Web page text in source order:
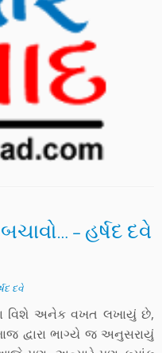
– હર્ષદ દવે
દવે
વિશે અનેક વખત લખાયું છે,
દ્વારા ભાગ્યે જ અનુસરાયું